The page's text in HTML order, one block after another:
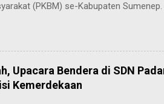
(PKBM) se-Kabupaten
kejuruan lainnya yang bebas dipilih
Kehadiran program ini disambut
peserta dari PKBM Al Khairot,
sangat senang bisa mengikuti
baru, saya juga bisa
Upacara Bendera di SDN
Kemerdekaan